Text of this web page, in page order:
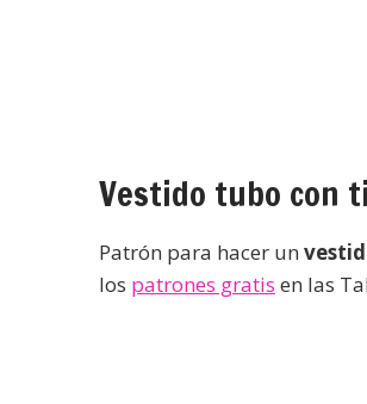
Vestido tubo con
Patrón para hacer un
los patrones gratis en las